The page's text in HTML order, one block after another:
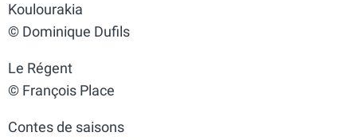
Koulourakia
© Dominique Dufils
Le Régent
© François Place
Contes de saisons